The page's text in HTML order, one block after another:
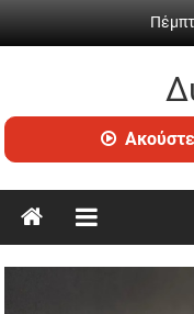
Ραδιόφωνο
•
ενημέρωση